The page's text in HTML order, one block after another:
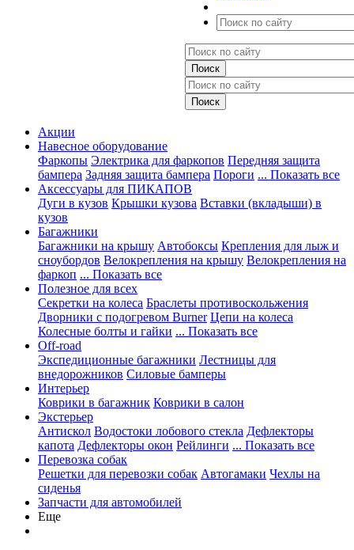
Акции
Навесное оборудование
Фаркопы Электрика для фаркопов Передняя защита
бампера Задняя защита бампера Пороги ... Показать все
Аксессуары для ПИКАПОВ
Дуги в кузов Крышки кузова Вставки (вкладыши) в
кузов
Багажники
Багажники на крышу Автобоксы Крепления для лыж и
сноубордов Велокрепления на крышу Велокрепления на
фаркоп ... Показать все
Полезное для всех
Секретки на колеса Браслеты противоскольжения
Дворники с подогревом Burner Цепи на колеса
Колесные болты и гайки ... Показать все
Off-road
Экспедиционные багажники Лестницы для
внедорожников Силовые бамперы
Интерьер
Коврики в багажник Коврики в салон
Экстерьер
Антискол Водостоки лобового стекла Дефлекторы
капота Дефлекторы окон Рейлинги ... Показать все
Перевозка собак
Решетки для перевозки собак Автогамаки Чехлы на
сиденья
Запчасти для автомобилей
Еще